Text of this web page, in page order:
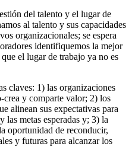
del talento y el lugar de
al talento y sus capacidades
organizacionales; se espera
identifiquemos la mejor
el lugar de trabajo ya no es
claves: 1) las organizaciones
crea y comparte valor; 2) los
alinean sus expectativas para
las metas esperadas y; 3) la
oportunidad de reconducir,
y futuras para alcanzar los